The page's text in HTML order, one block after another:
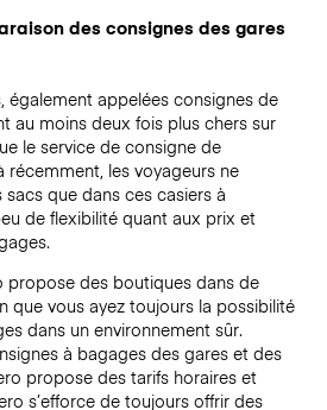
des consignes des gares
également appelées consignes de
au moins deux fois plus chers sur
le service de consigne de
récemment, les voyageurs ne
que dans ces casiers à
de flexibilité quant aux prix et
propose des boutiques dans de
que vous ayez toujours la possibilité
dans un environnement sûr.
à bagages des gares et des
propose des tarifs horaires et
s’efforce de toujours offrir des